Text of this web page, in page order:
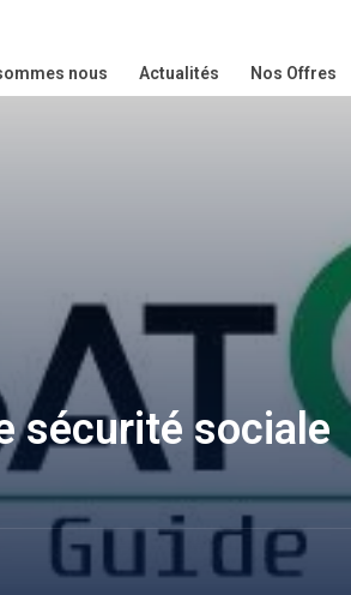
nous Actualités Nos Offres
sécurité sociale